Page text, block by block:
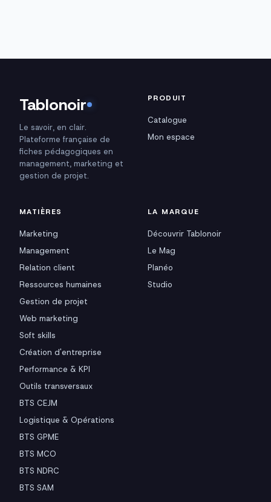
Tablonoir
Le savoir, en clair.
Plateforme française de
fiches pédagogiques en
management, marketing et
gestion de projet.
PRODUIT
Catalogue
Mon espace
MATIÈRES
Marketing
Management
Relation client
Ressources humaines
Gestion de projet
Web marketing
Soft skills
Création d'entreprise
Performance & KPI
Outils transversaux
BTS CEJM
Logistique & Opérations
BTS GPME
BTS MCO
BTS NDRC
BTS SAM
LA MARQUE
Découvrir Tablonoir
Le Mag
Planéo
Studio